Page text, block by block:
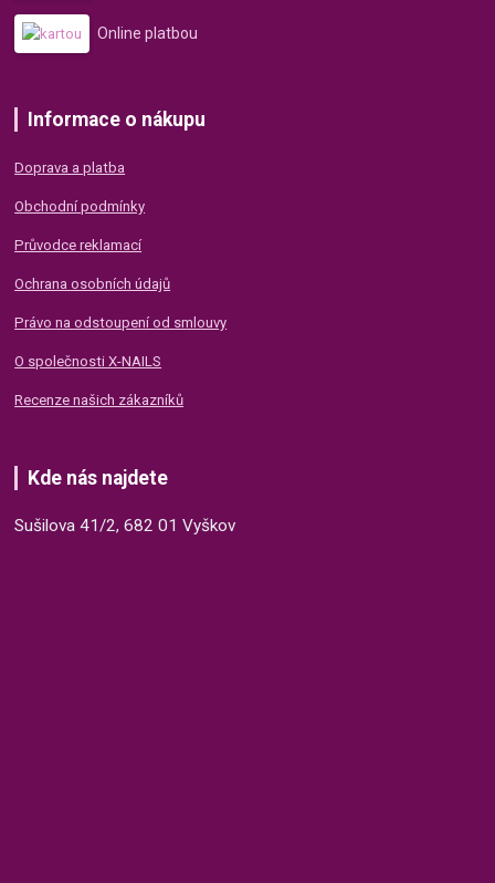
Online platbou
Informace o nákupu
Doprava a platba
Obchodní podmínky
Průvodce reklamací
Ochrana osobních údajů
Právo na odstoupení od smlouvy
O společnosti X-NAILS
Recenze našich zákazníků
Kde nás najdete
Sušilova 41/2, 682 01 Vyškov